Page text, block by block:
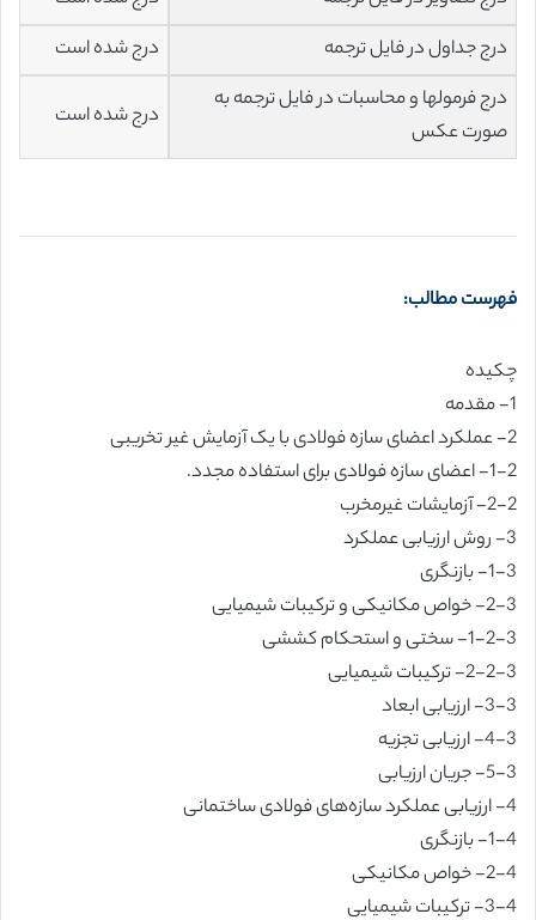
درج جداول در فایل ترجمه
درج شده است
درج فرمولها و محاسبات در فایل ترجمه به
صورت عکس
درج شده است
فهرست مطالب:
چکیده
1- مقدمه
2- عملکرد اعضای سازه فولادی با یک آزمایش غیر تخریبی
1-2- اعضای سازه فولادی برای استفاده مجدد.
2-2- آزمایشات غیرمخرب
3- روش ارزیابی عملکرد
1-3- بازنگری
2-3- خواص مکانیکی و ترکیبات شیمیایی
1-2-3- سختی و استحکام کششی
2-2-3- ترکیبات شیمیایی
3-3- ارزیابی ابعاد
4-3- ارزیابی تجزیه
5-3- جریان ارزیابی
4- ارزیابی عملکرد سازه‌های فولادی ساختمانی
1-4- بازنگری
2-4- خواص مکانیکی
3-4- ترکیبات شیمیایی